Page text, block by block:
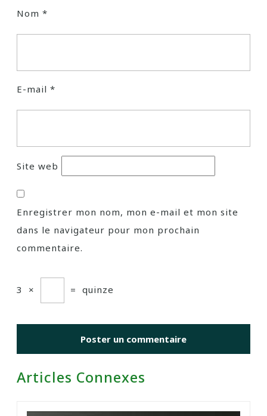
Nom *
E-mail *
Site web
Enregistrer mon nom, mon e-mail et mon site
dans le navigateur pour mon prochain
commentaire.
3 × = quinze
Articles Connexes